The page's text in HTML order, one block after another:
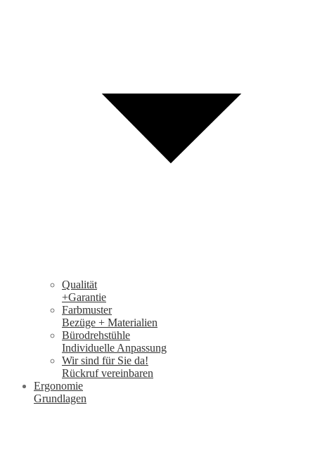
Qualität
+Garantie
Farbmuster
Bezüge + Materialien
Bürodrehstühle
Individuelle Anpassung
Wir sind für Sie da!
Rückruf vereinbaren
Ergonomie
Grundlagen